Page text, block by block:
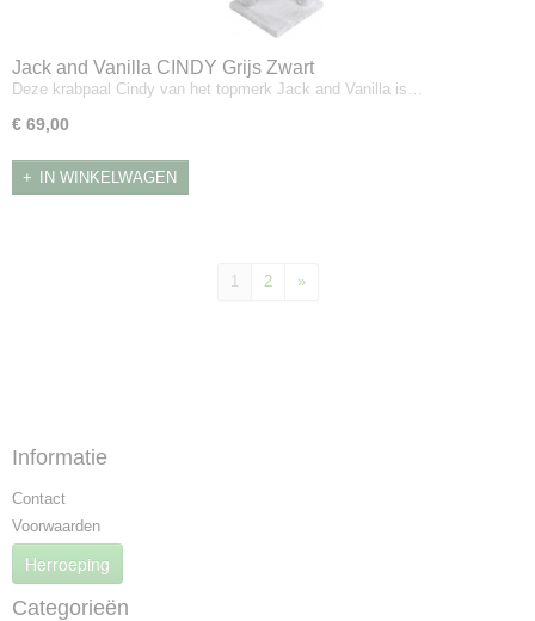
Jack and Vanilla CINDY Grijs Zwart
Deze krabpaal Cindy van het topmerk Jack and Vanilla is…
€ 69,00
IN WINKELWAGEN
1 2 »
Informatie
Contact
Voorwaarden
Herroeping
Categorieën